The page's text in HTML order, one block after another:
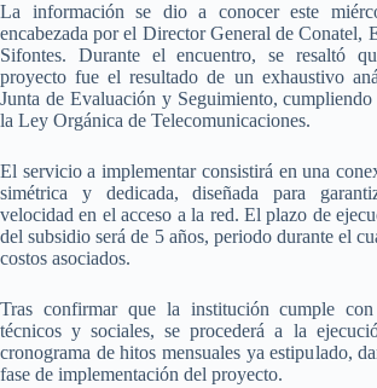
La información se dio a conocer este
encabezada por el Director General de Conatel,
Sifontes. Durante el encuentro, se resaltó
proyecto fue el resultado de un exhaustivo
Junta de Evaluación y Seguimiento,
la Ley Orgánica de Telecomunicaciones.
El servicio a implementar consistirá en una
simétrica y dedicada, diseñada para
velocidad en el acceso a la red. El plazo de
del subsidio será de 5 años, periodo durante el
costos asociados.
Tras confirmar que la institución cumple
técnicos y sociales, se procederá a la
cronograma de hitos mensuales ya estipulado,
fase de implementación del proyecto.